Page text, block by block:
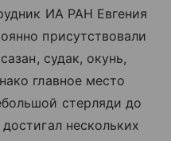
ИА РАН Евгения
присутствовали
судак, окунь,
главное место
стерляди до
нескольких